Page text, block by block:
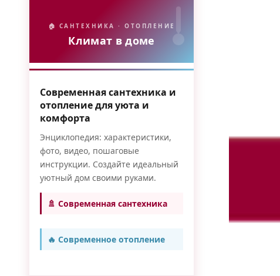
🏠 САНТЕХНИКА · ОТОПЛЕНИЕ
Климат в доме
Современная сантехника и
отопление для уюта и
комфорта
Энциклопедия: характеристики,
фото, видео, пошаговые
инструкции. Создайте идеальный
уютный дом своими руками.
🚿 Современная сантехника
🔥 Современное отопление